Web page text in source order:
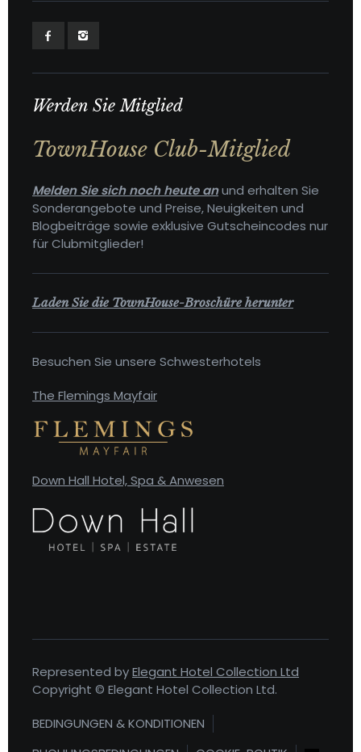
Werden Sie Mitglied
TownHouse Club-Mitglied
Melden Sie sich noch heute anund erhalten Sie
Sonderangebote und Preise, Neuigkeiten und
Blogbeiträge sowie exklusive Gutscheincodes nur
für Clubmitglieder!
Laden Sie die TownHouse-Broschüre herunter
Besuchen Sie unsere Schwesterhotels
The Flemings Mayfair
Down Hall Hotel, Spa & Anwesen
Represented byElegant Hotel Collection Ltd
Copyright © Elegant Hotel Collection Ltd.
BEDINGUNGEN & KONDITIONEN